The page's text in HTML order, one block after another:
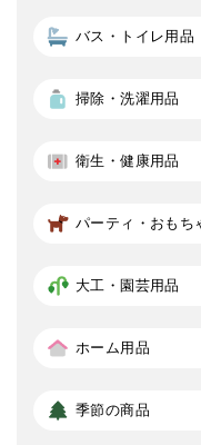
バス・トイレ用品
掃除・洗濯用品
衛生・健康用品
パーティ・おもち
大工・園芸用品
ホーム用品
季節の商品